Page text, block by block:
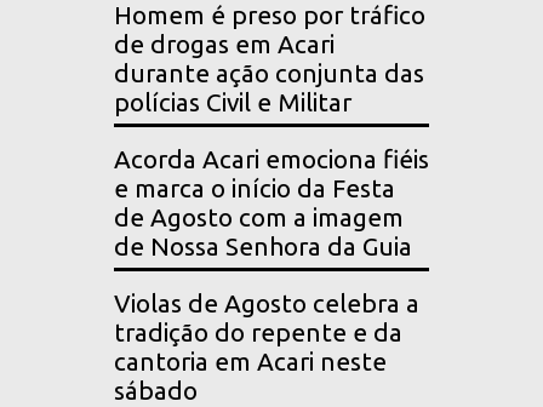
Homem é preso por tráfico
de drogas em Acari
durante ação conjunta das
polícias Civil e Militar
Acorda Acari emociona fiéis
e marca o início da Festa
de Agosto com a imagem
de Nossa Senhora da Guia
Violas de Agosto celebra a
tradição do repente e da
cantoria em Acari neste
sábado